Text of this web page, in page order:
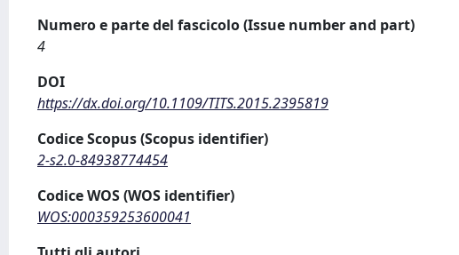
Numero e parte del fascicolo (Issue number and part)
4
DOI
https://dx.doi.org/10.1109/TITS.2015.2395819
Codice Scopus (Scopus identifier)
2-s2.0-84938774454
Codice WOS (WOS identifier)
WOS:000359253600041